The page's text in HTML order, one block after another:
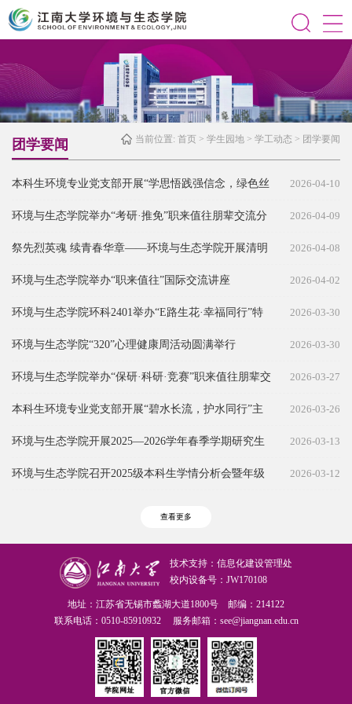
当前位置: 首页 > 学生园地 > 学工动态 > 团学要闻
团学要闻
本科生环境专业党支部开展“学思悟践强信念，绿色丝
2026-04-10
环境与生态学院举办“考研·推免”职来值往朋辈交流分
2026-04-09
祭先烈英魂 续青春华章——环境与生态学院开展清明
2026-04-08
环境与生态学院举办“职来值往”国际交流讲座 2026-04-02
环境与生态学院环科2401举办“E路生花·幸福同行”特
2026-03-30
环境与生态学院“320”心理健康周活动圆满举行 2026-03-30
环境与生态学院举办“保研·科研·竞赛”职来值往朋辈交
2026-03-27
本科生环境专业党支部开展“碧水长流，护水同行”主
2026-03-26
环境与生态学院开展2025—2026学年春季学期研究生
2026-03-13
环境与生态学院召开2025级本科生学情分析会暨年级
2026-03-12
查看更多
技术支持：信息化建设管理处
校内设备号：JW170108
地址：江苏省无锡市蠡湖大道1800号 邮编：214122
联系电话：0510-85910932 服务邮箱：see@jiangnan.edu.cn